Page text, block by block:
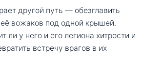
другой путь — обезглавить
вожаков под одной крышей.
ли у него и его легиона хитрости и
встречу врагов в их